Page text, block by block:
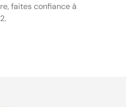
faites confiance à